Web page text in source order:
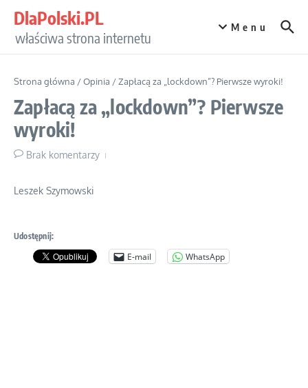
DlaPolski.PL
właściwa strona internetu
Menu
Strona główna /Opinia /Zapłacą za „lockdown”? Pierwsze wyroki!
Zapłacą za „lockdown”? Pierwsze
wyroki!
Brak komentarzy
Leszek Szymowski
Udostępnij:
E-mail WhatsApp